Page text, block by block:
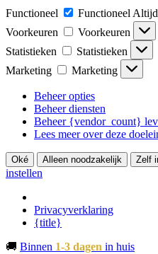
Functioneel Functioneel
Voorkeuren
Voorkeuren
Statistieken
Statistieken
Marketing
Marketing
Beheer opties
Beheer diensten
Beheer {vendor_count}
Lees meer over deze
Oké Alleen noodzakelijk Zelf
instellen
Privacyverklaring
{title}
🚚 Binnen 1-3 dagen in huis